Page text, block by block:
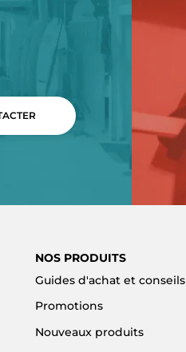
NOS PRODUITS
Guides d'achat et conseils
Promotions
Nouveaux produits